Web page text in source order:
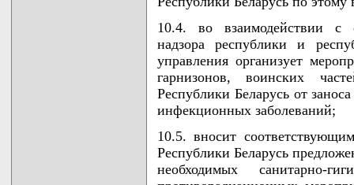
10.4. во взаимодействии с
надзора республики и
управления организует
гарнизонов, воинских
Республики Беларусь от
инфекционных заболеваний;
10.5. вносит
Республики Беларусь
необходимых санитарно-